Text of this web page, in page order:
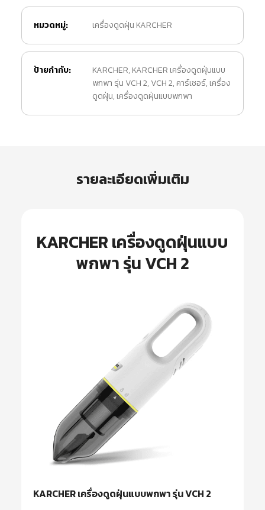
หมวดหมู่: เครื่องดูดฝุ่น KARCHER
ป้ายกำกับ: KARCHER, KARCHER เครื่องดูดฝุ่นแบบ
พกพา รุ่น VCH 2, VCH 2, คาร์เชอร์, เครื่อง
ดูดฝุ่น, เครื่องดูดฝุ่นแบบพกพา
รายละเอียดเพิ่มเติม
KARCHER เครื่องดูดฝุ่นแบบ
พกพา รุ่น VCH 2
KARCHER เครื่องดูดฝุ่นแบบพกพา รุ่น VCH 2